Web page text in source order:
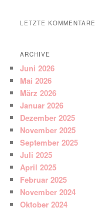
LETZTE KOMMENTARE
ARCHIVE
Juni 2026
Mai 2026
März 2026
Januar 2026
Dezember 2025
November 2025
September 2025
Juli 2025
April 2025
Februar 2025
November 2024
Oktober 2024